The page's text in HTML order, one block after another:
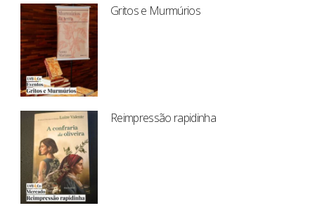
Gritos e Murmúrios
Reimpressão rapidinha